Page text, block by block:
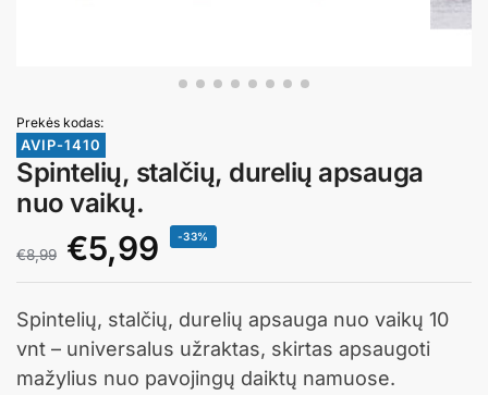
Prekės kodas:
AVIP-1410
Spintelių, stalčių, durelių apsauga
nuo vaikų.
€8,99 €5,99 -33%
Spintelių, stalčių, durelių apsauga nuo vaikų 10
vnt – universalus užraktas, skirtas apsaugoti
mažylius nuo pavojingų daiktų namuose.